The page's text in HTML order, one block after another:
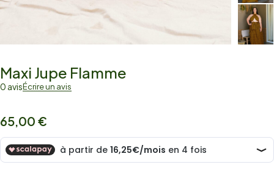
Maxi Jupe Flamme
0 avisÉcrire un avis
65,00 €